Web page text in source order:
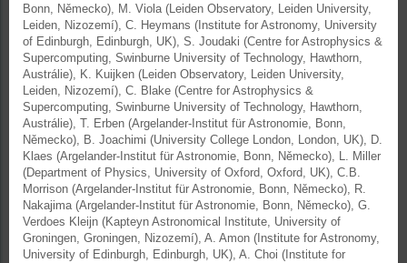
Bonn, Německo), M. Viola (Leiden Observatory, Leiden University,
Leiden, Nizozemí), C. Heymans (Institute for Astronomy, University
of Edinburgh, Edinburgh, UK), S. Joudaki (Centre for Astrophysics &
Supercomputing, Swinburne University of Technology, Hawthorn,
Austrálie), K. Kuijken (Leiden Observatory, Leiden University,
Leiden, Nizozemí), C. Blake (Centre for Astrophysics &
Supercomputing, Swinburne University of Technology, Hawthorn,
Austrálie), T. Erben (Argelander-Institut für Astronomie, Bonn,
Německo), B. Joachimi (University College London, London, UK), D.
Klaes (Argelander-Institut für Astronomie, Bonn, Německo), L. Miller
(Department of Physics, University of Oxford, Oxford, UK), C.B.
Morrison (Argelander-Institut für Astronomie, Bonn, Německo), R.
Nakajima (Argelander-Institut für Astronomie, Bonn, Německo), G.
Verdoes Kleijn (Kapteyn Astronomical Institute, University of
Groningen, Groningen, Nizozemí), A. Amon (Institute for Astronomy,
University of Edinburgh, Edinburgh, UK), A. Choi (Institute for